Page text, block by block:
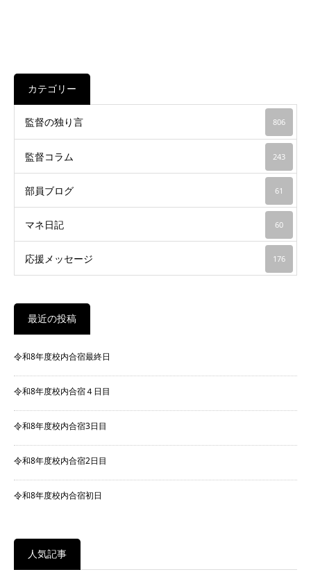
カテゴリー
監督の独り言 806
監督コラム 243
部員ブログ 61
マネ日記 60
応援メッセージ 176
最近の投稿
令和8年度校内合宿最終日
令和8年度校内合宿４日目
令和8年度校内合宿3日目
令和8年度校内合宿2日目
令和8年度校内合宿初日
人気記事